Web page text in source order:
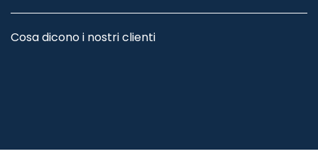
Cosa dicono i nostri clienti